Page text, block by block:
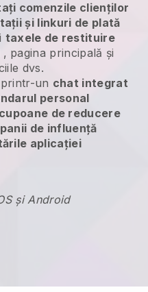
comenzile clienților
și linkuri de plată
taxele de restituire
, pagina principală și
dvs.
un chat integrat
personal
cupoane de reducere
de influență
aplicației
și Android